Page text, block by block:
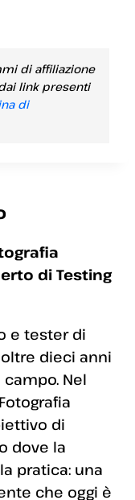
di affiliazione
link presenti
di
di Testing
e tester di
dieci anni
Nel
di
dove la
pratica: una
che oggi è